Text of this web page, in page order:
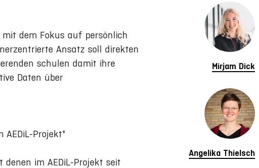
dem Fokus auf persönlich
Ansatz soll direkten
schulen damit ihre
Daten über
Projekt"
im AEDiL-Projekt seit
Mirjam Dick
Angelika Thielsch